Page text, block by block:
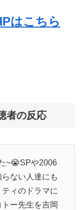
はこちら
者の反応
~😭SPや2006
ない人達にも
ィのドラマに
ー先生を吉岡